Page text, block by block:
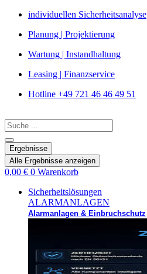
Zum
springen
individuellen Sicherheitsanalyse
Planung | Projektierung
Wartung | Instandhaltung
Leasing | Finanzservice
Hotline +49 721 46 46 49 51
Search
...
Ergebnisse
Alle Ergebnisse anzeigen
0,00 € 0 Warenkorb
Sicherheitslösungen
ALARMANLAGEN
Alarmanlagen & Einbruchschutz